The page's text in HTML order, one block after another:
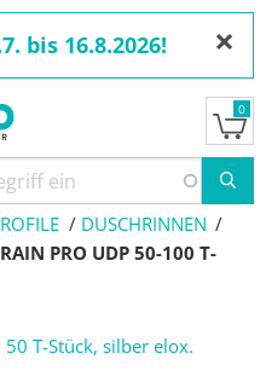
bis 16.8.2026! ×
0
DUSCHRINNEN
PRO UDP 50-100 T-